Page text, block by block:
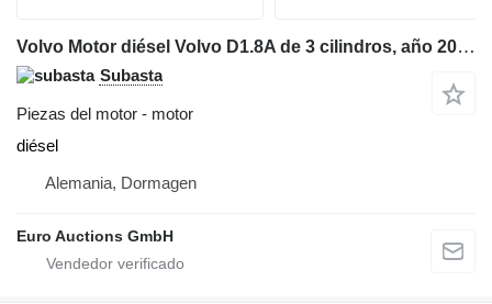
Volvo Motor diésel Volvo D1.8A de 3 cilindros, año 2017, compatible con Volvo ECR35D. para Volvo ECR35D miniexcavadora
Subasta
Piezas del motor - motor
diésel
Alemania, Dormagen
Euro Auctions GmbH